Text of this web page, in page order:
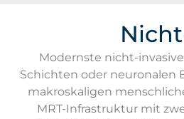
Modernste nicht-
Schichten oder neuronalen
makroskaligen
MRT-Infrastruktur mit